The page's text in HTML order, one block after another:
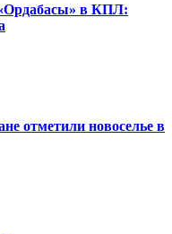
в КПЛ:
отметили новоселье в